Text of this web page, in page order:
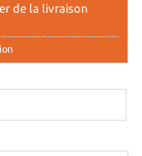
de la livraison